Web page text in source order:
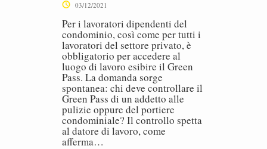
03/12/2021
Per i lavoratori dipendenti del
condominio, così come per tutti i
lavoratori del settore privato, è
obbligatorio per accedere al
luogo di lavoro esibire il Green
Pass. La domanda sorge
spontanea: chi deve controllare il
Green Pass di un addetto alle
pulizie oppure del portiere
condominiale? Il controllo spetta
al datore di lavoro, come
afferma…